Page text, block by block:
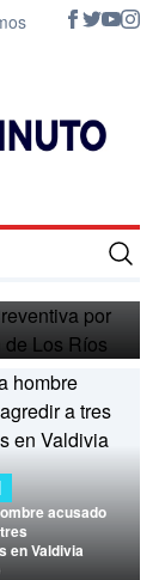
acusado
en Valdivia